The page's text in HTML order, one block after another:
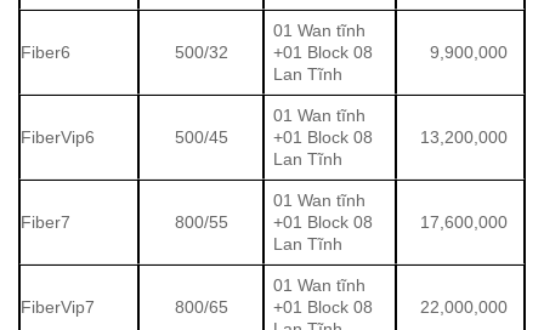
Fiber6 500/32
01 Wan tĩnh
+01 Block 08
Lan Tĩnh
9,900,000
FiberVip6 500/45
01 Wan tĩnh
+01 Block 08
Lan Tĩnh
13,200,000
Fiber7 800/55
01 Wan tĩnh
+01 Block 08
Lan Tĩnh
17,600,000
FiberVip7 800/65
01 Wan tĩnh
+01 Block 08
22,000,000